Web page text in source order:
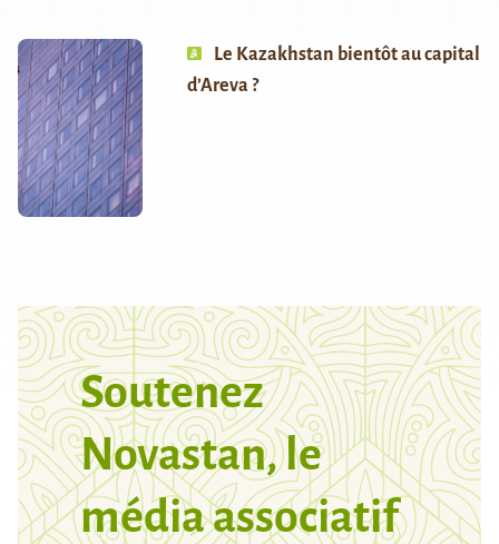
Le Kazakhstan bientôt au capital
d’Areva ?
Soutenez
Novastan, le
média associatif